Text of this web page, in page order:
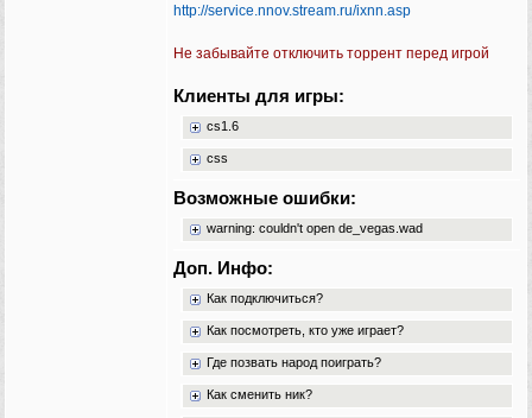
http://service.nnov.stream.ru/ixnn.asp
Не забывайте отключить торрент перед игрой
Клиенты для игры:
cs1.6
css
Возможные ошибки:
warning: couldn't open de_vegas.wad
Доп. Инфо:
Как подключиться?
Как посмотреть, кто уже играет?
Где позвать народ поиграть?
Как сменить ник?